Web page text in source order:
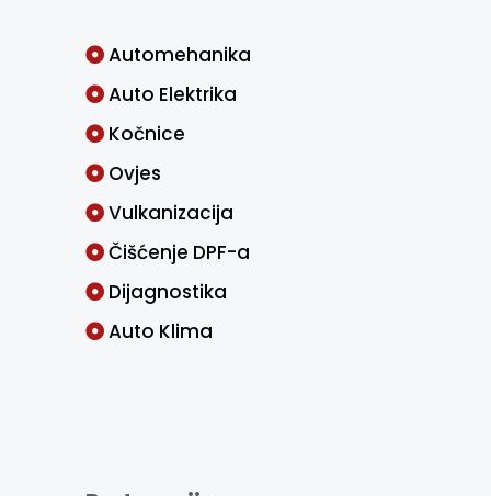
Automehanika
Auto Elektrika
Kočnice
Ovjes
Vulkanizacija
Čišćenje DPF-a
Dijagnostika
Auto Klima